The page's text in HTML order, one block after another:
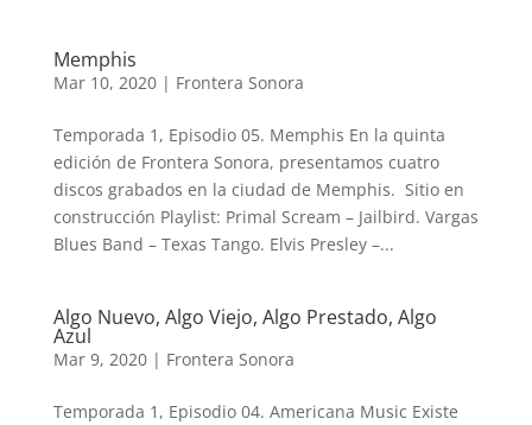
Memphis
Mar 10, 2020| Frontera Sonora
Temporada 1, Episodio 05. Memphis En la quinta
edición de Frontera Sonora, presentamos cuatro
discos grabados en la ciudad de Memphis. Sitio en
construcción Playlist: Primal Scream – Jailbird. Vargas
Blues Band – Texas Tango. Elvis Presley –...
Algo Nuevo, Algo Viejo, Algo Prestado, Algo
Azul
Mar 9, 2020| Frontera Sonora
Temporada 1, Episodio 04. Americana Music Existe